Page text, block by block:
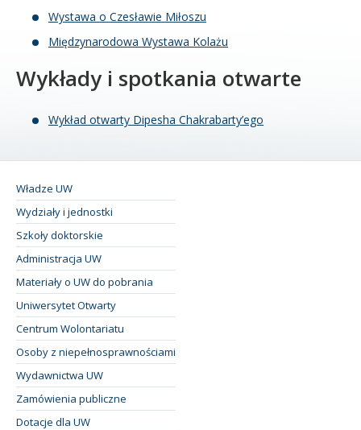
Wystawa o Czesławie Miłoszu
Międzynarodowa Wystawa Kolażu
Wykłady i spotkania otwarte
Wykład otwarty Dipesha Chakrabarty’ego
Władze UW
Wydziały i jednostki
Szkoły doktorskie
Administracja UW
Materiały o UW do pobrania
Uniwersytet Otwarty
Centrum Wolontariatu
Osoby z niepełnosprawnościami
Wydawnictwa UW
Zamówienia publiczne
Dotacje dla UW